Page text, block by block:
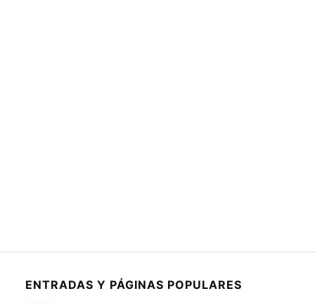
ENTRADAS Y PÁGINAS POPULARES